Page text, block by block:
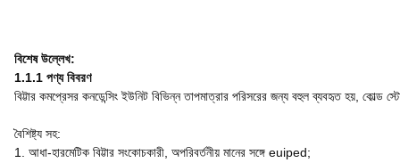
বিশেষ উল্লেখ:
1.1.1 পণ্য বিবরণ
বিট্টার কমপ্রেসর কনডেন্সিং ইউনিট বিভিন্ন তাপমাত্রার পরিসরের জন্য বহুল ব্যবহৃত হয়, কোল্ড
বৈশিষ্ট্য সহ:
1. আধা-হারমেটিক বিট্টার সংকোচকারী, অপরিবর্তনীয় মানের সঙ্গে euiped;